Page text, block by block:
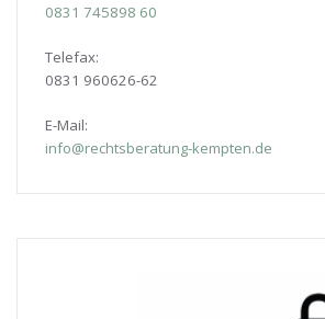
0831 745898 60
Telefax:
0831 960626-62
E-Mail:
info@rechtsberatung-kempten.de